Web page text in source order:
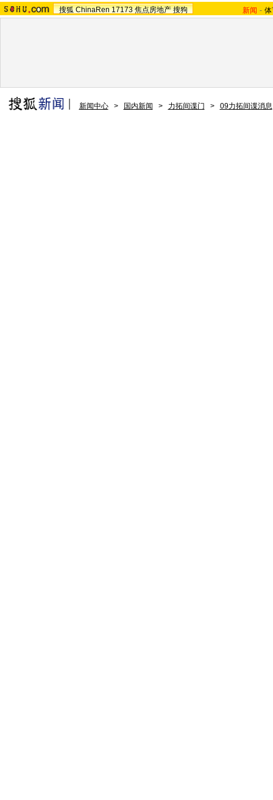
搜狐 ChinaRen 17173 焦点房地产 搜狗 新闻 -
新闻中心 > 国内新闻 > 力拓间谍门 > 09力拓间谍消息